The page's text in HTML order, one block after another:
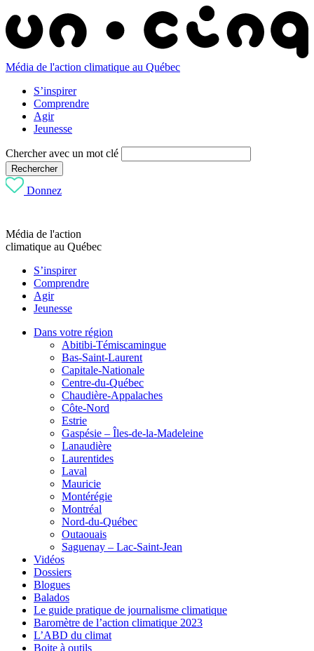
Média de l'action climatique au Québec
S’inspirer
Comprendre
Agir
Jeunesse
Chercher avec un mot clé
Rechercher
Donnez
Média de l'action
climatique au Québec
S’inspirer
Comprendre
Agir
Jeunesse
Dans votre région
Abitibi-Témiscamingue
Bas-Saint-Laurent
Capitale-Nationale
Centre-du-Québec
Chaudière-Appalaches
Côte-Nord
Estrie
Gaspésie – Îles-de-la-Madeleine
Lanaudière
Laurentides
Laval
Mauricie
Montérégie
Montréal
Nord-du-Québec
Outaouais
Saguenay – Lac-Saint-Jean
Vidéos
Dossiers
Blogues
Balados
Le guide pratique de journalisme climatique
Baromètre de l’action climatique 2023
L’ABD du climat
Boite à outils